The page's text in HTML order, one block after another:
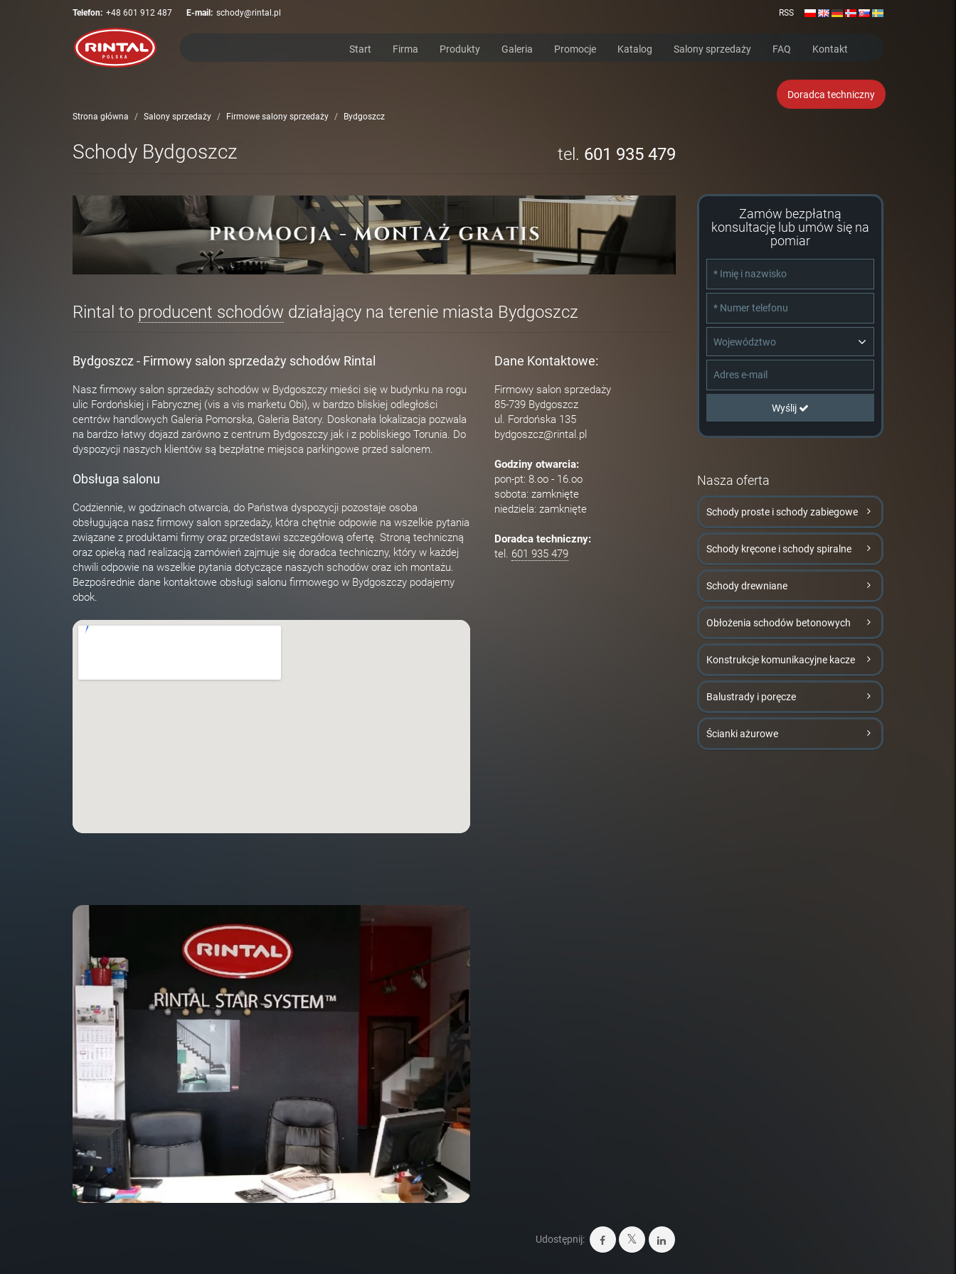
Telefon: +48 601 912 487 E-mail: schody@rintal.pl RSS
Start Firma Produkty Galeria Promocje Katalog Salony sprzedaży FAQ Kontakt
Doradca techniczny
Strona główna Salony sprzedaży Firmowe salony sprzedaży Bydgoszcz
tel. 601 935 479
Schody Bydgoszcz
Rintal to producent schodów działający na terenie miasta Bydgoszcz
Bydgoszcz - Firmowy salon sprzedaży schodów Rintal
Nasz firmowy salon sprzedaży schodów w Bydgoszczy mieści się w budynku na rogu
ulic Fordońskiej i Fabrycznej (vis a vis marketu Obi), w bardzo bliskiej odległości
centrów handlowych Galeria Pomorska, Galeria Batory. Doskonała lokalizacja pozwala
na bardzo łatwy dojazd zarówno z centrum Bydgoszczy jak i z pobliskiego Torunia. Do
dyspozycji naszych klientów są bezpłatne miejsca parkingowe przed salonem.
Obsługa salonu
Codziennie, w godzinach otwarcia, do Państwa dyspozycji pozostaje osoba
obsługująca nasz firmowy salon sprzedaży, która chętnie odpowie na wszelkie pytania
związane z produktami firmy oraz przedstawi szczegółową ofertę. Stroną techniczną
oraz opieką nad realizacją zamówień zajmuje się doradca techniczny, który w każdej
chwili odpowie na wszelkie pytania dotyczące naszych schodów oraz ich montażu.
Bezpośrednie dane kontaktowe obsługi salonu firmowego w Bydgoszczy podajemy
obok.
Dane Kontaktowe:
Firmowy salon sprzedaży
85-739 Bydgoszcz
ul. Fordońska 135
bydgoszcz@rintal.pl
Godziny otwarcia:
pon-pt: 8.oo - 16.oo
sobota: zamknięte
niedziela: zamknięte
Doradca techniczny:
tel. 601 935 479
Udostępnij:
Zamów bezpłatną
konsultację lub umów się na
pomiar
Województwo
Wyślij
Nasza oferta
Schody proste i schody zabiegowe
Schody kręcone i schody spiralne
Schody drewniane
Obłożenia schodów betonowych
Konstrukcje komunikacyjne kacze
Balustrady i poręcze
Ścianki ażurowe